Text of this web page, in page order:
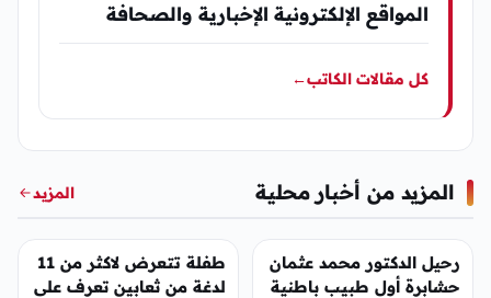
المواقع الإلكترونية الإخبارية والصحافة
كل مقالات الكاتب←
المزيد من أخبار محلية المزيد
أخبار محلية
رحيل الدكتور محمد عثمان
حشابرة أول طبيب باطنية
أخبار محلية
طفلة تتعرض لاكثر من 11
لدغة من ثعابين تعرف على